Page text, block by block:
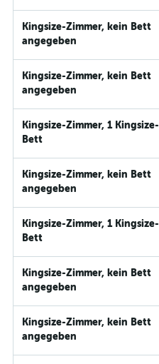
Kingsize-Zimmer, kein Bett
angegeben
Kingsize-Zimmer, kein Bett
angegeben
Kingsize-Zimmer, 1 Kingsize-
Bett
Kingsize-Zimmer, kein Bett
angegeben
Kingsize-Zimmer, 1 Kingsize-
Bett
Kingsize-Zimmer, kein Bett
angegeben
Kingsize-Zimmer, kein Bett
angegeben